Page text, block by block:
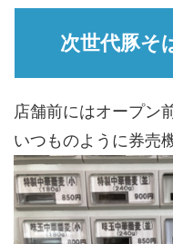
次世代豚そ
店舗前にはオープン
いつものように券売